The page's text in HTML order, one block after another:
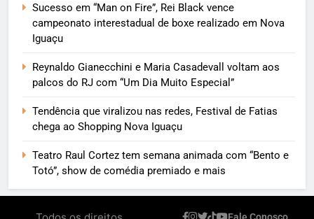
Sucesso em “Man on Fire”, Rei Black vence
campeonato interestadual de boxe realizado em Nova
Iguaçu
Reynaldo Gianecchini e Maria Casadevall voltam aos
palcos do RJ com “Um Dia Muito Especial”
Tendência que viralizou nas redes, Festival de Fatias
chega ao Shopping Nova Iguaçu
Teatro Raul Cortez tem semana animada com “Bento e
Totó”, show de comédia premiado e mais